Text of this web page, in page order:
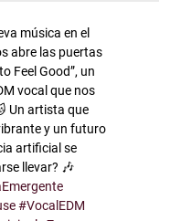
música en el
abre las puertas
Feel Good”, un
vocal que nos
Un artista que
y un futuro
artificial se
llevar? 🎶
#VocalEDM